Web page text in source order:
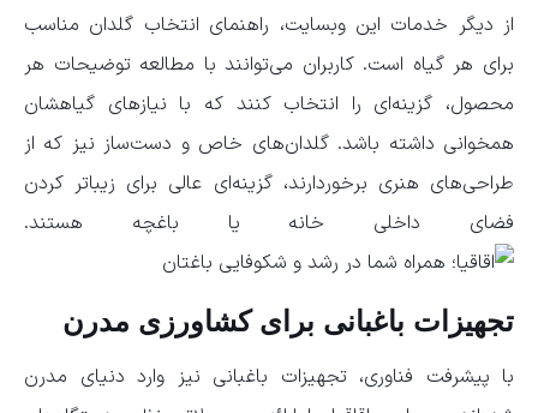
از دیگر خدمات این وبسایت، راهنمای انتخاب گلدان مناسب
برای هر گیاه است. کاربران می‌توانند با مطالعه توضیحات هر
محصول، گزینه‌ای را انتخاب کنند که با نیازهای گیاهشان
همخوانی داشته باشد. گلدان‌های خاص و دست‌ساز نیز که از
طراحی‌های هنری برخوردارند، گزینه‌ای عالی برای زیباتر کردن
فضای داخلی خانه یا باغچه هستند.
تجهیزات باغبانی برای کشاورزی مدرن
با پیشرفت فناوری، تجهیزات باغبانی نیز وارد دنیای مدرن